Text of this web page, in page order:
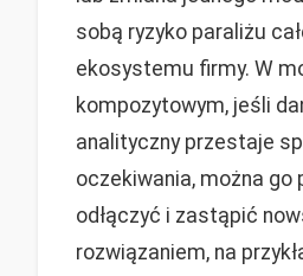
sobą ryzyko paraliżu
ekosystemu firmy. W
kompozytowym, jeśli
analityczny przestaje
oczekiwania, można go
odłączyć i zastąpić
rozwiązaniem, na